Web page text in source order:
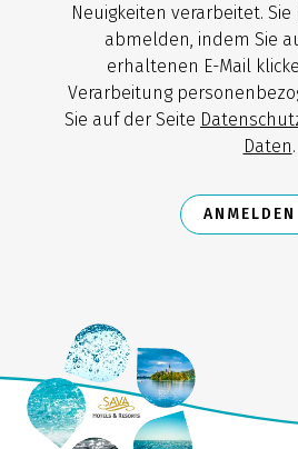
Neuigkeiten verarbeitet.
abmelden, indem Sie
erhaltenen E-Mail
Verarbeitung
Sie auf der Seite
Daten.
ANMELDEN